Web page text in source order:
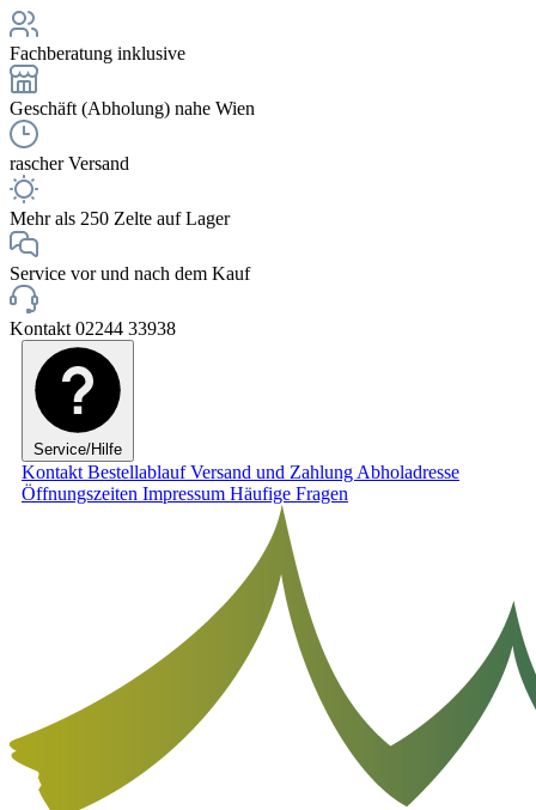
Fachberatung inklusive
Geschäft (Abholung) nahe Wien
rascher Versand
Mehr als 250 Zelte auf Lager
Service vor und nach dem Kauf
Kontakt 02244 33938
Service/Hilfe
Kontakt BestellablaufVersand und Zahlung Abholadresse
Öffnungszeiten Impressum Häufige Fragen